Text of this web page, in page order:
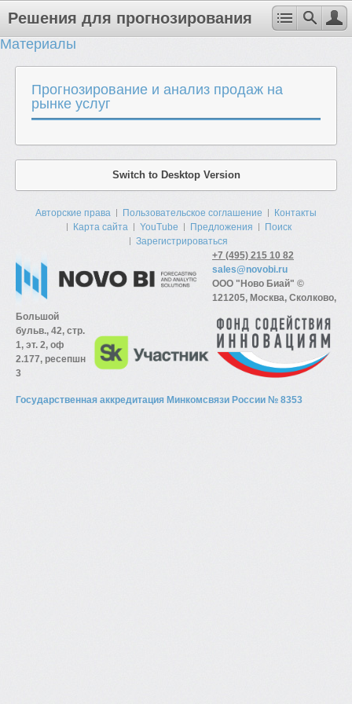
Решения для прогнозирования
Материалы
Прогнозирование и анализ продаж на
рынке услуг
Switch to Desktop Version
Авторские права Пользовательское соглашение
Контакты
Карта сайта
YouTube Предложения
Поиск
Зарегистрироваться
+7 (495) 215 10 82
sales@novobi.ru
ООО "Ново Биай" ©
121205, Москва, Сколково,
Большой
бульв., 42, стр.
1, эт. 2, оф
2.177, ресепшн
3
Государственная аккредитация Минкомсвязи России № 8353